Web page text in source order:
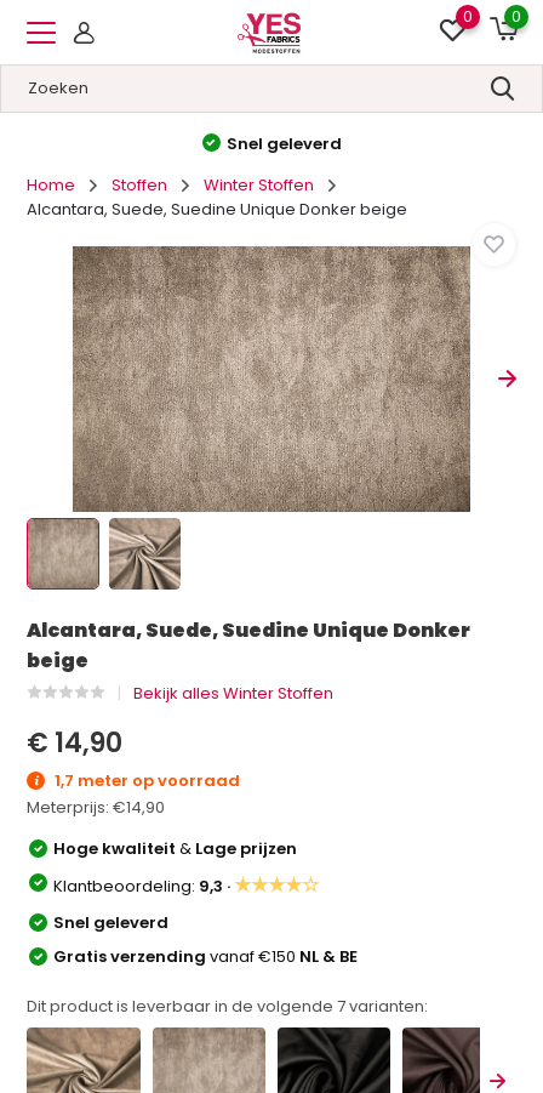
0 0
Snel geleverd
Home
Stoffen
Winter Stoffen
Alcantara, Suede, Suedine Unique Donker beige
Alcantara, Suede, Suedine Unique Donker
beige
Bekijk alles Winter Stoffen
€ 14,90
1,7 meter op voorraad
Meterprijs:€14,90
Hoge kwaliteit& Lage prijzen
Klantbeoordeling: 9,3 ·★★★★☆
Snel geleverd
Gratis verzendingvanaf €150 NL & BE
Dit product is leverbaar in de volgende7varianten: